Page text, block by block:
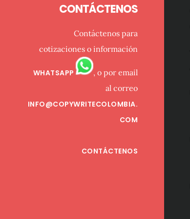
CONTÁCTENOS
Contáctenos para
cotizaciones o información
WHATSAPP
, o por email
al correo
INFO@COPYWRITECOLOMBIA.
COM
CONTÁCTENOS